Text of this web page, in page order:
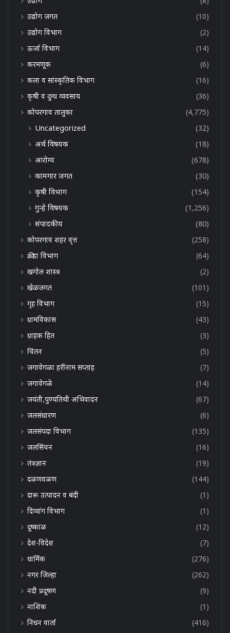
उद्योग जगत
(10)
उद्योग विभाग
(2)
ऊर्जा विभाग
(14)
करमणूक
(6)
कला व सांस्कृतिक विभाग
(16)
कृषी व दुग्ध व्यवसाय
(36)
कोपरगाव तालुका
(4,775)
Uncategorized
(32)
अर्थ विषयक
(18)
आरोग्य
(678)
कामगार जगत
(30)
कृषी विभाग
(154)
गुन्हे विषयक
(1,256)
संपादकीय
(80)
कोपरगाव शहर वृत्त
(258)
क्रीडा विभाग
(64)
खगोल शास्त्र
(2)
खेळजगत
(101)
गृह विभाग
(15)
ग्रामविकास
(43)
ग्राहक हित
(3)
चिंतन
(5)
जगावेगळा हरींनाम सप्ताह
(7)
जगावेगळे
(14)
जयंती,पुण्यतिथी अभिवादन
(67)
जलसंधारण
(6)
जलसंपदा विभाग
(135)
जलसिंचन
(16)
तंत्रज्ञान
(19)
दळणवळण
(144)
दारू उत्पादन व बंदी
(1)
दिव्यांग विभाग
(1)
दुष्काळ
(12)
देश-विदेश
(7)
धार्मिक
(276)
नगर जिल्हा
(262)
नदी प्रदूषण
(9)
नाशिक
(1)
निधन वार्ता
(416)